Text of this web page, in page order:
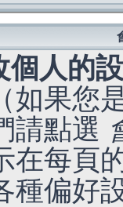
個人的
如果您
請點選
在每頁
種偏好